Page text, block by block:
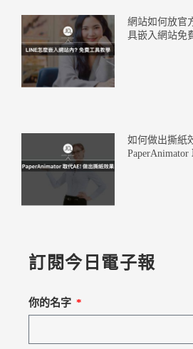
網站如何放官
具嵌入網站免
如何做出撕紙
訂閱今日電子報
你的名字